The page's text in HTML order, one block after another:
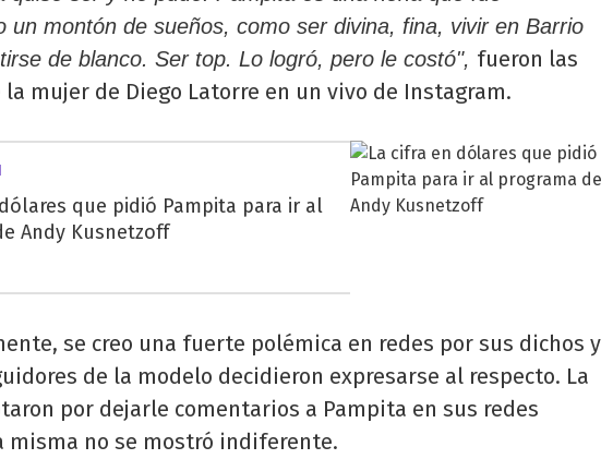
un montón de sueños, como ser divina, fina, vivir en Barrio
de blanco. Ser top. Lo logró, pero le costó", fueron las
la mujer de Diego Latorre en un vivo de Instagram.
que pidió Pampita para ir al
Andy Kusnetzoff
se creo una fuerte polémica en redes por sus dichos y
de la modelo decidieron expresarse al respecto. La
por dejarle comentarios a Pampita en sus redes
misma no se mostró indiferente.